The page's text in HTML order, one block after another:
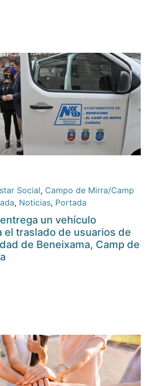
Social, Campo de Mirra/Camp
, Noticias, Portada
un vehículo
el traslado de usuarios de
de Beneixama, Camp de